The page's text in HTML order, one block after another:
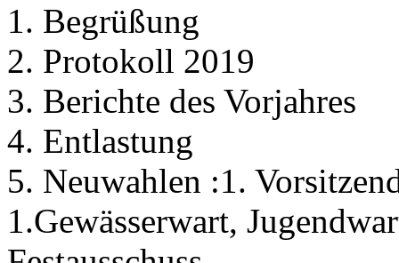
1. Begrüßung
2. Protokoll 2019
3. Berichte des Vorjahres
4. Entlastung
5. Neuwahlen :1.
1.Gewässerwart,